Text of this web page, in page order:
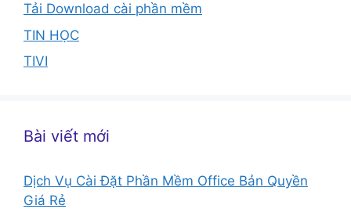
Tải Download cài phần mềm
TIN HỌC
TIVI
Bài viết mới
Dịch Vụ Cài Đặt Phần Mềm Office Bản Quyền
Giá Rẻ